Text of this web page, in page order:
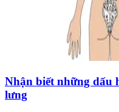
Nhận biết những dấu
lưng